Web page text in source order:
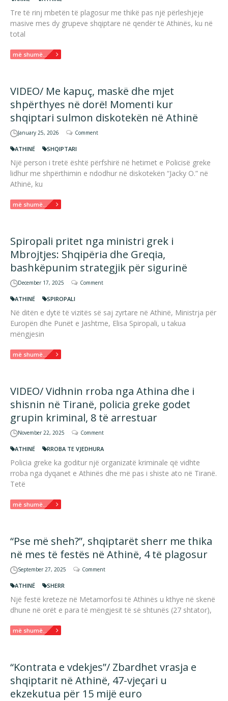
Tre të rinj mbetën të plagosur me thikë pas një përleshjeje
masive mes dy grupeve shqiptare në qendër të Athinës, ku në
total
më shumë...
VIDEO/ Me kapuç, maskë dhe mjet
shpërthyes në dorë! Momenti kur
shqiptari sulmon diskotekën në Athinë
January 25, 2026 Comment
ATHINË SHQIPTARI
Një person i tretë është përfshirë në hetimet e Policisë greke
lidhur me shpërthimin e ndodhur në diskotekën “Jacky O.” në
Athinë, ku
më shumë...
Spiropali pritet nga ministri grek i
Mbrojtjes: Shqipëria dhe Greqia,
bashkëpunim strategjik për sigurinë
December 17, 2025 Comment
ATHINË SPIROPALI
Në ditën e dytë të vizitës së saj zyrtare në Athinë, Ministrja për
Europën dhe Punët e Jashtme, Elisa Spiropali, u takua
mëngjesin
më shumë...
VIDEO/ Vidhnin rroba nga Athina dhe i
shisnin në Tiranë, policia greke godet
grupin kriminal, 8 të arrestuar
November 22, 2025 Comment
ATHINË RROBA TE VJEDHURA
Policia greke ka goditur një organizatë kriminale që vidhte
rroba nga dyqanet e Athinës dhe më pas i shiste ato në Tiranë.
Tetë
më shumë...
“Pse më sheh?”, shqiptarët sherr me thika
në mes të festës në Athinë, 4 të plagosur
September 27, 2025 Comment
ATHINË SHERR
Një festë kreteze në Metamorfosi të Athinës u kthye në skenë
dhune në orët e para të mëngjesit të së shtunës (27 shtator),
më shumë...
“Kontrata e vdekjes”/ Zbardhet vrasja e
shqiptarit në Athinë, 47-vjeçari u
ekzekutua për 15 mijë euro